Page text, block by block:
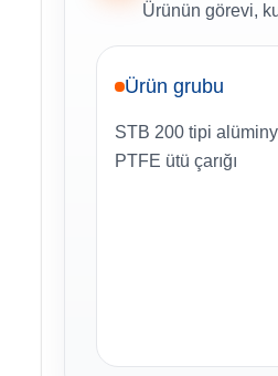
Ürünün görevi,
Ürün grubu
STB 200 tipi
PTFE ütü çarığı